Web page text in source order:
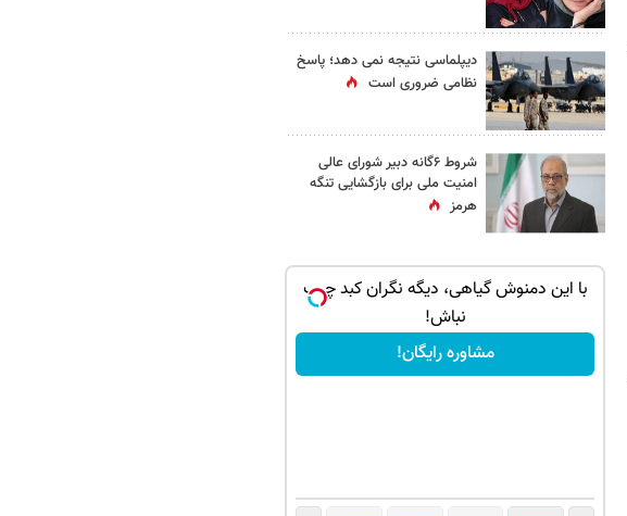
دیپلماسی نتیجه‌ نمی دهد؛ پاسخ
نظامی ضروری است
شروط ۶گانه دبیر شورای عالی
امنیت ملی برای بازگشایی تنگه
هرمز
با این دمنوش گیاهی، دیگه نگران کبد چرب
نباش!
مشاوره رایگان!